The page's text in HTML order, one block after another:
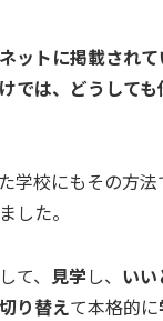
ットに掲載され
では、どうして
学校にもその方
した。
して、 見学し、 い
り替えて本格的に